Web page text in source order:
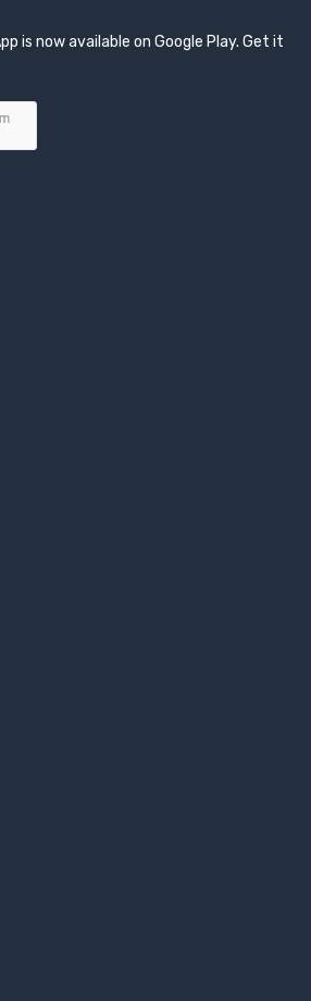
is now available on Google Play. Get it